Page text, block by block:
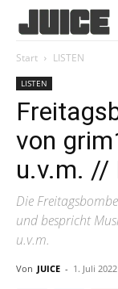
Start LISTEN
LISTEN
von
u.v.m. //
Die
und bespricht
u.v.m.
Von JUICE - 1. Juli 2022